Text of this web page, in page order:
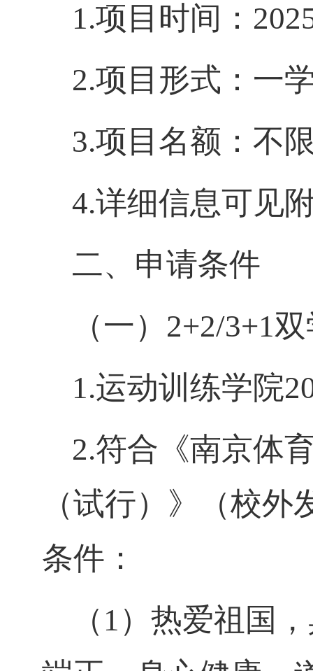
1.项目时间： 202
2.项目形式： 一
3.项目名额： 不
4.详细信息可 见
二、申请条件
（一） 2+2/3+1
1.运动训练学院
2.符合《南京体
（试行）》（校
条件 ：
（ 1）热爱祖国